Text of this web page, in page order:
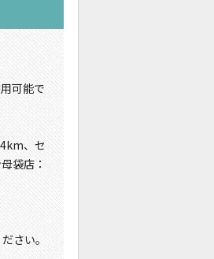
可能で
、セ
袋店：
さい。